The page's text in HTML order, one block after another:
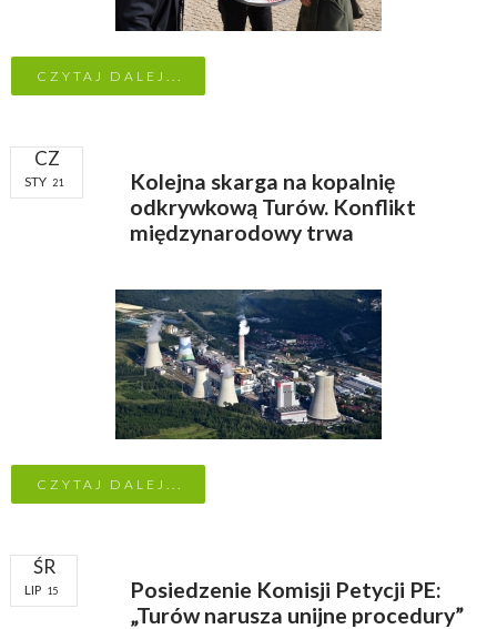
CZYTAJ DALEJ...
CZ
STY 21
Kolejna skarga na kopalnię
odkrywkową Turów. Konflikt
międzynarodowy trwa
CZYTAJ DALEJ...
ŚR
LIP 15
Posiedzenie Komisji Petycji PE:
„Turów narusza unijne procedury”